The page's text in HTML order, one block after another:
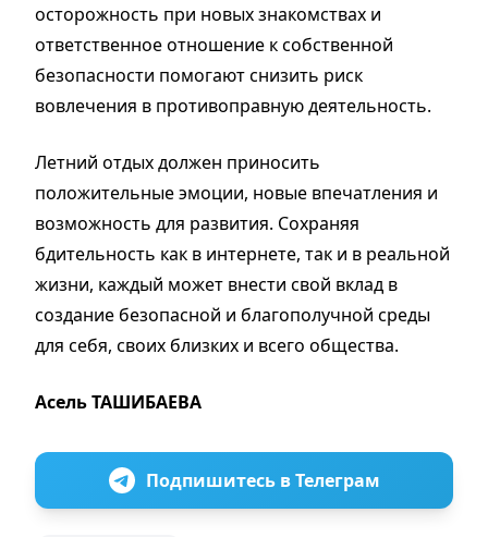
осторожность при новых знакомствах и
ответственное отношение к собственной
безопасности помогают снизить риск
вовлечения в противоправную деятельность.
Летний отдых должен приносить
положительные эмоции, новые впечатления и
возможность для развития. Сохраняя
бдительность как в интернете, так и в реальной
жизни, каждый может внести свой вклад в
создание безопасной и благополучной среды
для себя, своих близких и всего общества.
Асель ТАШИБАЕВА
Подпишитесь в Телеграм